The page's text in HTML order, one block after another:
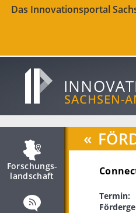
Das Innovationsportal
Forschungs­
landschaft
«
Termin: